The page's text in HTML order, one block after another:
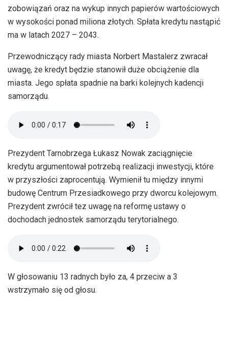
zobowiązań oraz na wykup innych papierów wartościowych
w wysokości ponad miliona złotych. Spłata kredytu nastąpić
ma w latach 2027 – 2043.
Przewodniczący rady miasta Norbert Mastalerz zwracał
uwagę, że kredyt będzie stanowił duże obciążenie dla
miasta. Jego spłata spadnie na barki kolejnych kadencji
samorządu.
Prezydent Tarnobrzega Łukasz Nowak zaciągnięcie
kredytu argumentował potrzebą realizacji inwestycji, które
w przyszłości zaprocentują. Wymienił tu między innymi
budowę Centrum Przesiadkowego przy dworcu kolejowym.
Prezydent zwrócił tez uwagę na reformę ustawy o
dochodach jednostek samorządu terytorialnego.
W głosowaniu 13 radnych było za, 4 przeciw a 3
wstrzymało się od głosu.